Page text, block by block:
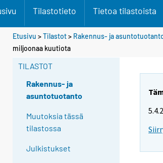
Tilastotieto Tietoa tilastoista
Etusivu >Tilastot> Rakennus- ja
miljoonaa kuutiota
TILASTOT
Rakennus- ja
asuntotuotanto
Muutoksia tässä
tilastossa
Julkistukset